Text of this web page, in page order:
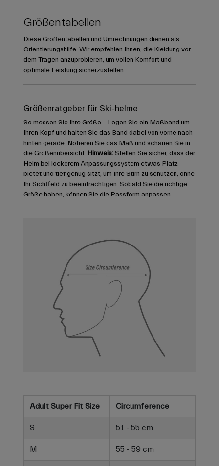
Größentabellen
Diese Größentabellen und Umrechnungen dienen als
Orientierungshilfe. Wir empfehlen Ihnen, die Kleidung vor
dem Tragen anzuprobieren, um vollen Komfort und
optimale Leistung sicherzustellen.
Größenratgeber für Ski-helme
So messen Sie Ihre Größe – Legen Sie ein Maßband um
Ihren Kopf und halten Sie das Band dabei von vorne nach
hinten gerade. Notieren Sie das Maß und schauen Sie in
die Größenübersicht. Hinweis: Stellen Sie sicher, dass der
Helm bei lockerem Anpassungssystem etwas Platz
bietet und tief genug sitzt, um Ihre Stirn zu schützen, ohne
Ihr Sichtfeld zu beeinträchtigen. Sobald Sie die richtige
Größe haben, können Sie die Passform anpassen.
Adult Super Fit Size Circumference
S 51 - 55 cm
M 55 - 59 cm